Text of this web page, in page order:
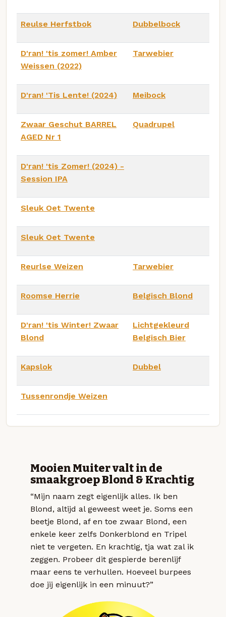
Reulse Herfstbok Dubbelbock
D'ran! 'tis zomer! Amber
Weissen (2022)
Tarwebier
D'ran! 'Tis Lente! (2024) Meibock
Zwaar Geschut BARREL
AGED Nr 1
Quadrupel
D'ran! 'tis Zomer! (2024) -
Session IPA
Sleuk Oet Twente
Sleuk Oet Twente
Reurlse Weizen Tarwebier
Roomse Herrie Belgisch Blond
D'ran! 'tis Winter! Zwaar
Blond
Lichtgekleurd
Belgisch Bier
Kapslok Dubbel
Tussenrondje Weizen
Mooien Muiter valt in de
smaakgroep Blond & Krachtig
“Mijn naam zegt eigenlijk alles. Ik ben
Blond, altijd al geweest weet je. Soms een
beetje Blond, af en toe zwaar Blond, een
enkele keer zelfs Donkerblond en Tripel
niet te vergeten. En krachtig, tja wat zal ik
zeggen. Probeer dit gespierde berenlijf
maar eens te verhullen. Hoeveel burpees
doe jij eigenlijk in een minuut?”